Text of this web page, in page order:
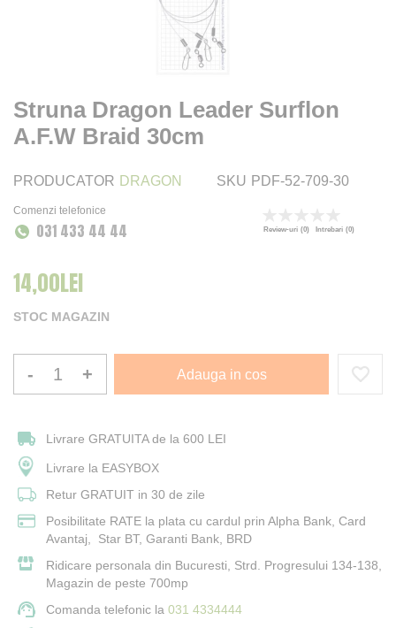
Struna Dragon Leader Surflon
A.F.W Braid 30cm
PRODUCATOR DRAGON SKU PDF-52-709-30
Comenzi telefonice
031 433 44 44
0
% of100
Review-uri (0) Intrebari (0)
14,00LEI
STOC MAGAZIN
- + Adauga in cos
Livrare GRATUITA de la 600 LEI
Livrare la EASYBOX
Retur GRATUIT in 30 de zile
Posibilitate RATE la plata cu cardul prin Alpha Bank, Card
Avantaj, Star BT, Garanti Bank, BRD
Ridicare personala din Bucuresti, Strd. Progresului 134-138,
Magazin de peste 700mp
Comanda telefonic la 031 4334444